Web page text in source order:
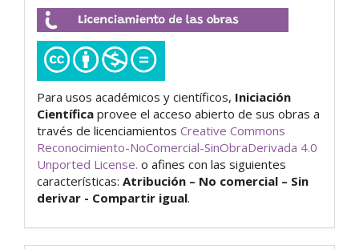
Licenciamiento
de
las
obras
Para usos académicos y científicos, Iniciación
Científica provee el acceso abierto de sus obras a
través de licenciamientos Creative Commons
Reconocimiento-NoComercial-SinObraDerivada 4.0
Unported License. o afines con las siguientes
características: Atribución – No comercial – Sin
derivar - Compartir igual.